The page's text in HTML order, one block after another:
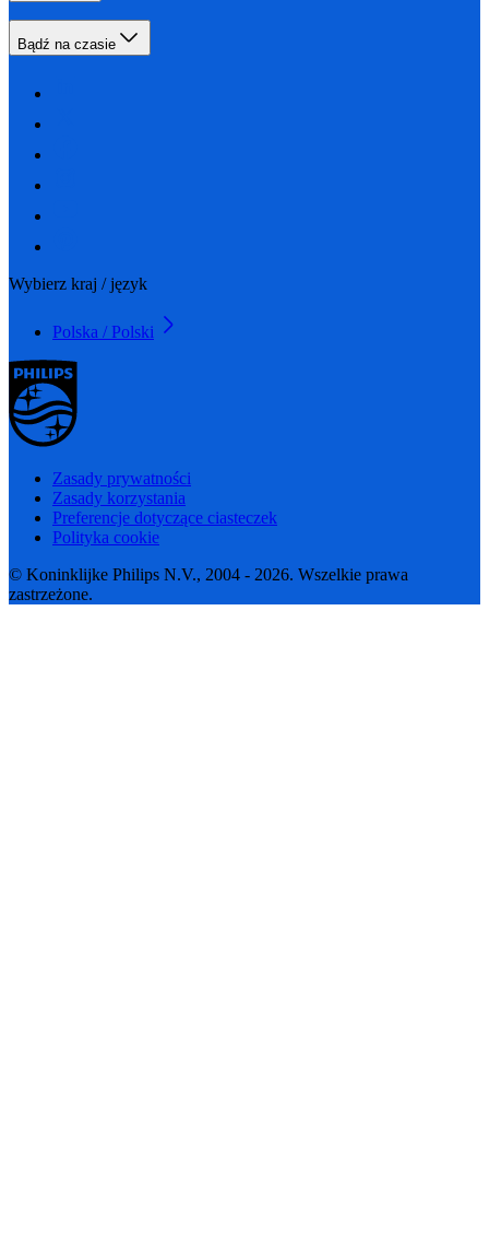
Bądź na czasie
Wybierz kraj / język
Polska / Polski
Zasady prywatności
Zasady korzystania
Preferencje dotyczące ciasteczek
Polityka cookie
© Koninklijke Philips N.V., 2004 - 2026. Wszelkie prawa
zastrzeżone.